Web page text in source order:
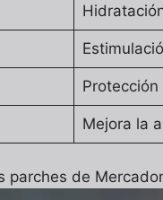
Mejora la
parches de